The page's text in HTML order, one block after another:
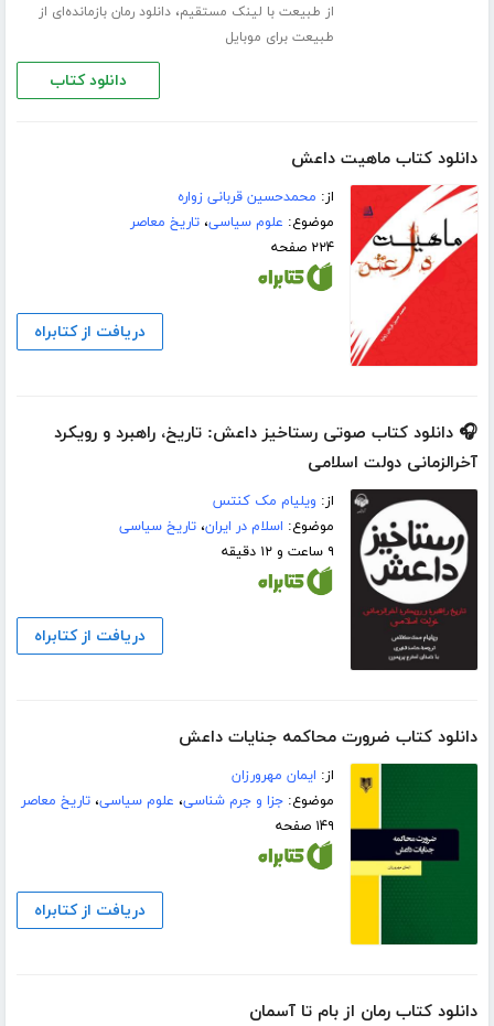
از طبیعت با لینک مستقیم،دانلود رمان بازمانده‌ای از
طبیعت برای موبایل
دانلود کتاب
دانلود کتاب ماهیت داعش
از: محمدحسین قربانی زواره
موضوع: علوم سیاسی،تاریخ معاصر
۲۲۴ صفحه
دریافت از کتابراه
🎧 دانلود کتاب صوتی رستاخیز داعش: تاریخ، راهبرد و رویکرد
آخرالزمانی دولت اسلامی
از: ویلیام مک کنتس
موضوع: اسلام در ایران،تاریخ سیاسی
۹ ساعت و ۱۲ دقیقه
دریافت از کتابراه
دانلود کتاب ضرورت محاکمه جنایات داعش
از: ایمان مهرورزان
موضوع:جزا و جرم شناسی، علوم سیاسی،تاریخ معاصر
۱۴۹ صفحه
دریافت از کتابراه
دانلود کتاب رمان از بام تا آسمان